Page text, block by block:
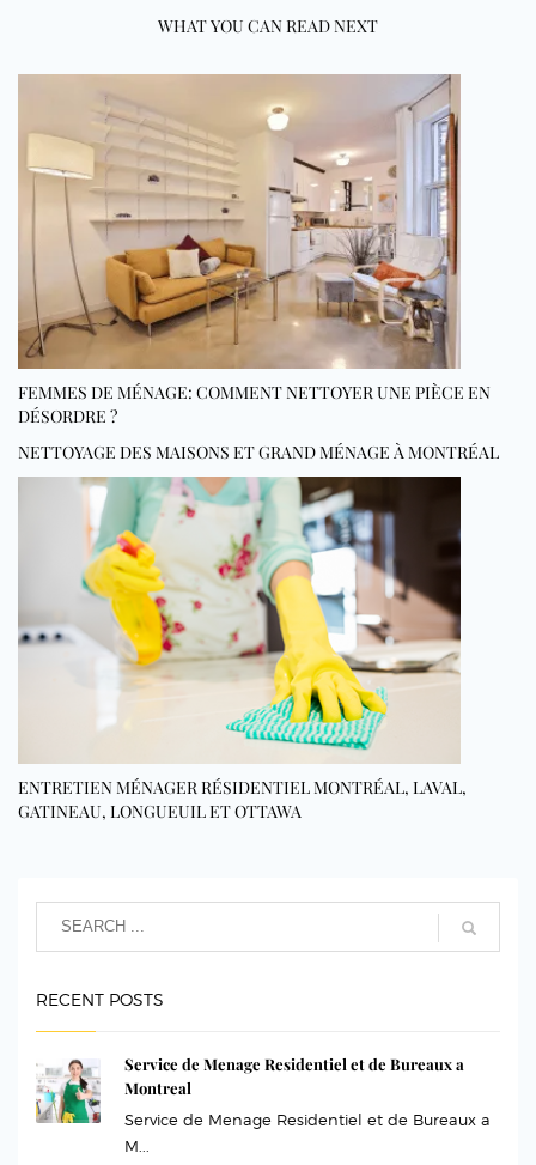
WHAT YOU CAN READ NEXT
FEMMES DE MÉNAGE: COMMENT NETTOYER UNE PIÈCE EN
DÉSORDRE ?
NETTOYAGE DES MAISONS ET GRAND MÉNAGE À MONTRÉAL
ENTRETIEN MÉNAGER RÉSIDENTIEL MONTRÉAL, LAVAL,
GATINEAU, LONGUEUIL ET OTTAWA
RECENT POSTS
Service de Menage Residentiel et de Bureaux a
Montreal
Service de Menage Residentiel et de Bureaux a
M...